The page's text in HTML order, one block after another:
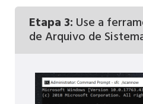
Etapa 3: Use a
de Arquivo de